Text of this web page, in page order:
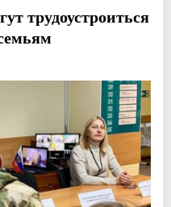
трудоустроиться